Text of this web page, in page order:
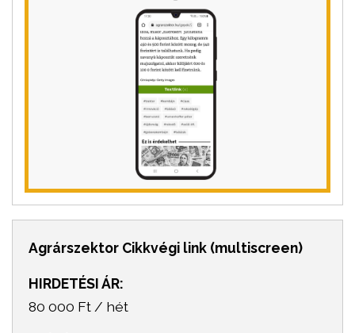
Agrárszektor Cikkvégi link (multiscreen)
HIRDETÉSI ÁR:
80 000 Ft / hét